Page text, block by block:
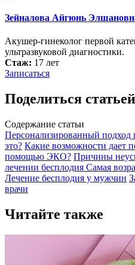
Зейналова Айгюнь
Акушер-гинеколог первой
ультразвуковой диагностики.
Стаж: 17 лет
Записаться
Поделиться статьей
Содержание статьи
Персонализированный подход
это? Какие возможности дает
помощью ЭКО? Причины
лечении бесплодия Самая
Лечение бесплодия у мужчин
врачи
Читайте также